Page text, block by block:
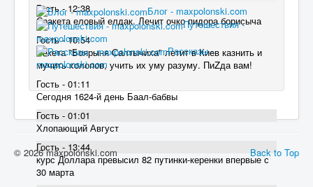
Гость - 12:38
Сракета еловый елдак. Лечит очко пидора борисыча
Гость - 10:54
Ракета "Боярыня Салтычиха" летит в Киев казнить и
мучить холопов, учить их уму разуму. ПиZда вам!
Гость - 01:11
Сегодня 1624-й день Баал-бабвы
Гость - 01:01
Хлопающий Август
Гость - 13:44
курс Доллара превысил 82 пyтинки-керенки впервые с
30 марта
Блог - maxpolonski.com
Путешествия -
maxpolonski.com
Рассказы -
maxpolonski.com
Back to Top
© 2026 maxpolonski.com